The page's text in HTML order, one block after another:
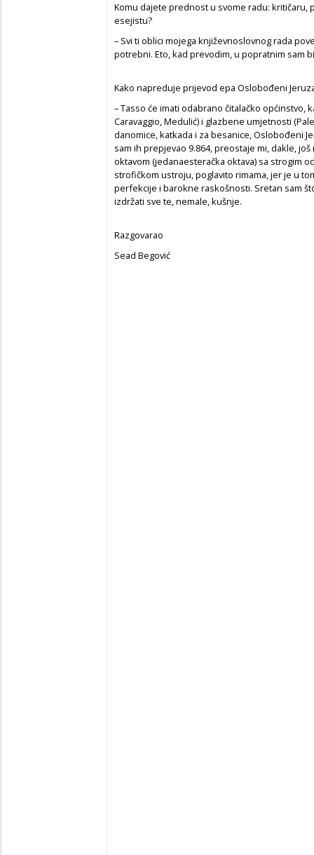
Komu dajete prednost u svome radu:
esejistu?
– Svi ti oblici mojega književnoslovnog rada
potrebni. Eto, kad prevodim, u popratnim sam
Kako napreduje prijevod epa Oslobođeni
– Tasso će imati odabrano čitalačko općinstvo,
Caravaggio, Medulić) i glazbene umjetnosti
danomice, katkada i za besanice, Oslobođeni
sam ih prepjevao 9.864, preostaje mi, dakle,
oktavom (jedanaesteračka oktava) sa strogim
strofičkom ustroju, poglavito rimama, jer je u
perfekcije i barokne raskošnosti. Sretan sam
izdržati sve te, nemale, kušnje.
Razgovarao
Sead Begović